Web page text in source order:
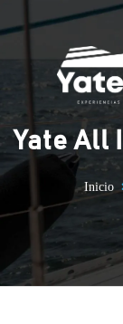
Saltar al
Yate All
Inicio